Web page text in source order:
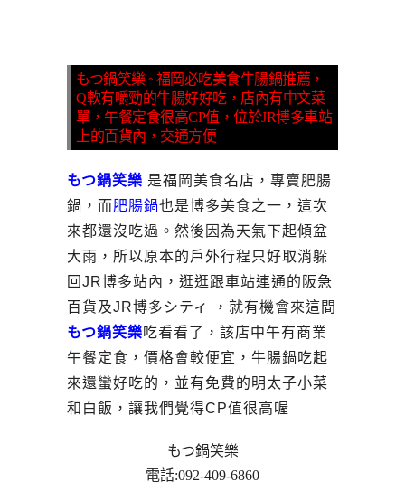
もつ鍋笑樂 ~福岡必吃美食牛腸鍋推薦，
Q軟有嚼勁的牛腸好好吃，店內有中文菜
單，午餐定食很高CP值，位於JR博多車站
上的百貨內，交通方便
もつ鍋笑樂 是福岡美食名店，專賣肥腸
鍋，而肥腸鍋也是博多美食之一，這次
來都還沒吃過。然後因為天氣下起傾盆
大雨，所以原本的戶外行程只好取消躲
回JR博多站內，逛逛跟車站連通的阪急
百貨及JR博多シティ ，就有機會來這間
もつ鍋笑樂吃看看了，該店中午有商業
午餐定食，價格會較便宜，牛腸鍋吃起
來還蠻好吃的，並有免費的明太子小菜
和白飯，讓我們覺得CP值很高喔
もつ鍋笑樂
電話:092-409-6860